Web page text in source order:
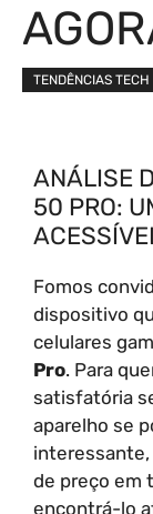
TENDÊNCIAS TECH
ANÁLISE
50 PRO:
Fomos
dispositivo
celulares
Pro. Para
satisfatória
aparelho se
de preço em
encontrá-lo